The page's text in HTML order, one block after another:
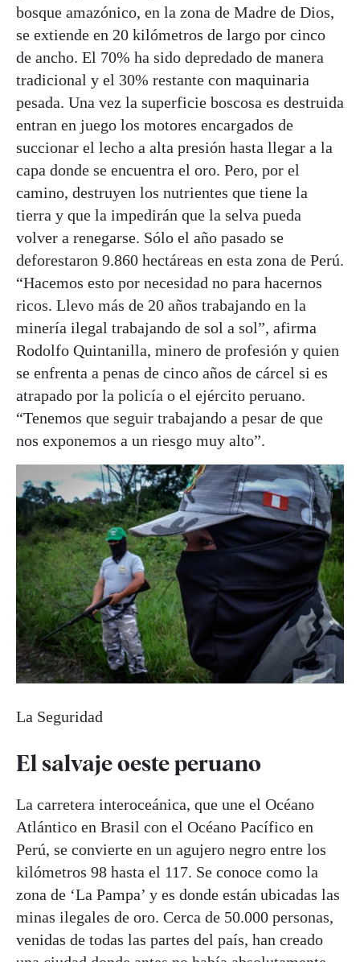
bosque amazónico, en la zona de Madre de Dios,
se extiende en 20 kilómetros de largo por cinco
de ancho. El 70% ha sido depredado de manera
tradicional y el 30% restante con maquinaria
pesada. Una vez la superficie boscosa es destruida
entran en juego los motores encargados de
succionar el lecho a alta presión hasta llegar a la
capa donde se encuentra el oro. Pero, por el
camino, destruyen los nutrientes que tiene la
tierra y que la impedirán que la selva pueda
volver a renegarse. Sólo el año pasado se
deforestaron 9.860 hectáreas en esta zona de Perú.
“Hacemos esto por necesidad no para hacernos
ricos. Llevo más de 20 años trabajando en la
minería ilegal trabajando de sol a sol”, afirma
Rodolfo Quintanilla, minero de profesión y quien
se enfrenta a penas de cinco años de cárcel si es
atrapado por la policía o el ejército peruano.
“Tenemos que seguir trabajando a pesar de que
nos exponemos a un riesgo muy alto”.
La Seguridad
El salvaje oeste peruano
La carretera interoceánica, que une el Océano
Atlántico en Brasil con el Océano Pacífico en
Perú, se convierte en un agujero negro entre los
kilómetros 98 hasta el 117. Se conoce como la
zona de ‘La Pampa’ y es donde están ubicadas las
minas ilegales de oro. Cerca de 50.000 personas,
venidas de todas las partes del país, han creado